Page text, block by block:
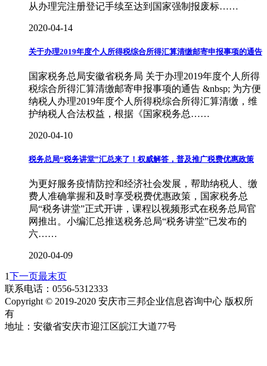
从办理完注册登记手续至达到国家强制报废标……
2020-04-14
关于办理2019年度个人所得税综合所得汇算清缴邮寄申报事项的通告
国家税务总局安徽省税务局 关于办理2019年度个人所得
税综合所得汇算清缴邮寄申报事项的通告 &nbsp; 为方便
纳税人办理2019年度个人所得税综合所得汇算清缴，维
护纳税人合法权益，根据《国家税务总……
2020-04-10
税务总局“税务讲堂”汇总来了！权威解答，普及推广税费优惠政策
为更好服务疫情防控和经济社会发展，帮助纳税人、缴
费人准确掌握和及时享受税费优惠政策，国家税务总
局“税务讲堂”正式开讲，课程以视频形式在税务总局官
网推出。小编汇总推送税务总局“税务讲堂”已发布的
六……
2020-04-09
1下一页最末页
联系电话：0556-5312333
Copyright © 2019-2020 安庆市三邦企业信息咨询中心 版权所
有
地址：安徽省安庆市迎江区皖江大道77号